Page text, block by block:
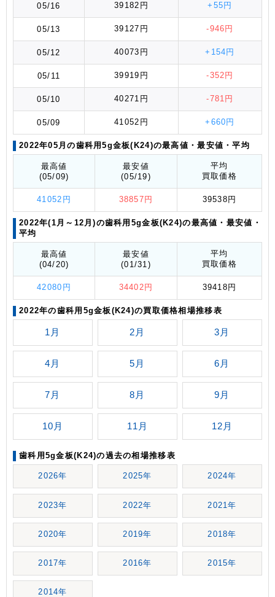
05/16 39182円 +55円
05/13 39127円 -946円
05/12 40073円 +154円
05/11 39919円 -352円
05/10 40271円 -781円
05/09 41052円 +660円
2022年05月の歯科用5g金板(K24)の最高値 ・最安値 ・平均
最高値
(05/09)
最安値
(05/19)
平均
買取価格
41052円 38857円 39538円
2022年(1月～12月)の歯科用5g金板(K24)の最高値 ・最安値 ・
平均
最高値
(04/20)
最安値
(01/31)
平均
買取価格
42080円 34402円 39418円
2022年の歯科用5g金板(K24)の買取価格相場推移表
1月 2月 3月
4月 5月 6月
7月 8月 9月
10月 11月 12月
歯科用5g金板(K24)の過去の相場推移表
2026年 2025年 2024年
2023年 2022年 2021年
2020年 2019年 2018年
2017年 2016年 2015年
2014年